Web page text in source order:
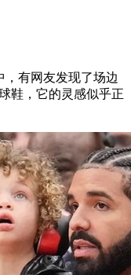
有网友发现了场边
鞋，它的灵感似乎正